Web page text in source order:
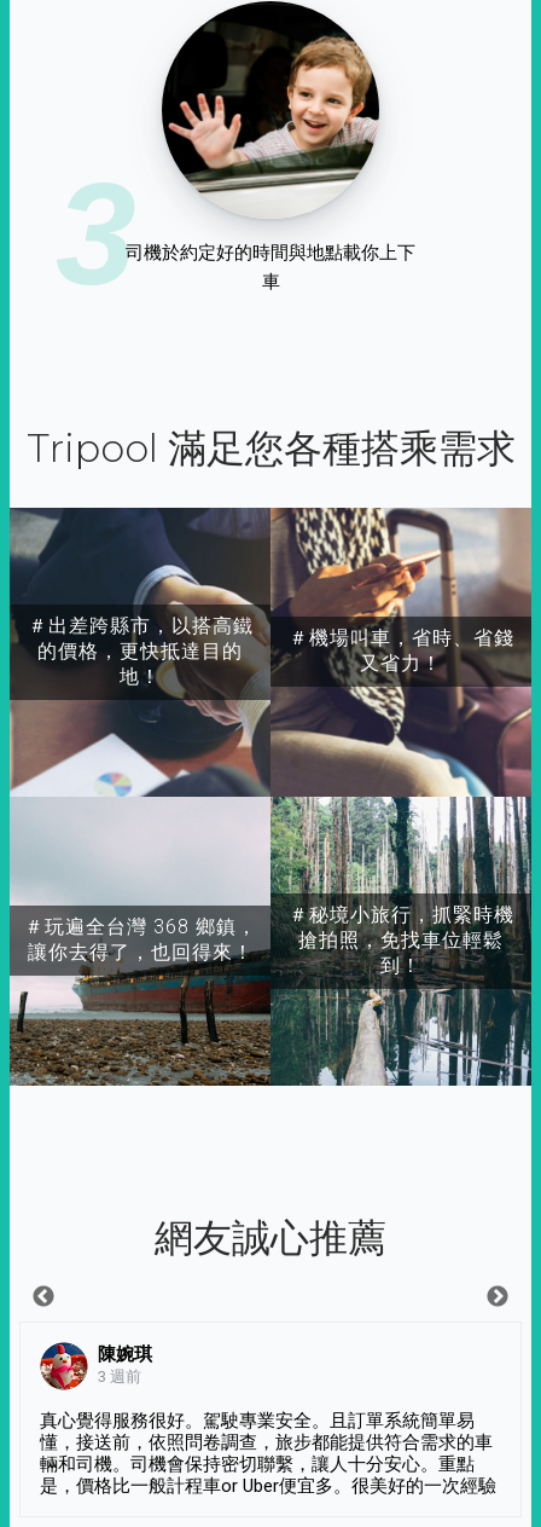
3司機於約定好的時間與地點載你上下
車
Tripool 滿足您各種搭乘需求
＃出差跨縣市，以搭高鐵
的價格，更快抵達目的
地！
＃玩遍全台灣 368 鄉鎮，
讓你去得了，也回得來！
＃秘境小旅行，抓緊時機
搶拍照，免找車位輕鬆
到！
＃機場叫車，省時、省錢
又省力！
網友誠心推薦
陳婉琪
3 週前
真心覺得服務很好。駕駛專業安全。且訂單系統簡單易
懂，接送前，依照問卷調查，旅步都能提供符合需求的車
輛和司機。司機會保持密切聯繫，讓人十分安心。重點
是，價格比一般計程車or Uber便宜多。很美好的一次經驗